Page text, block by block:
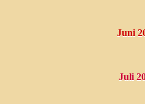
Juni
Juli